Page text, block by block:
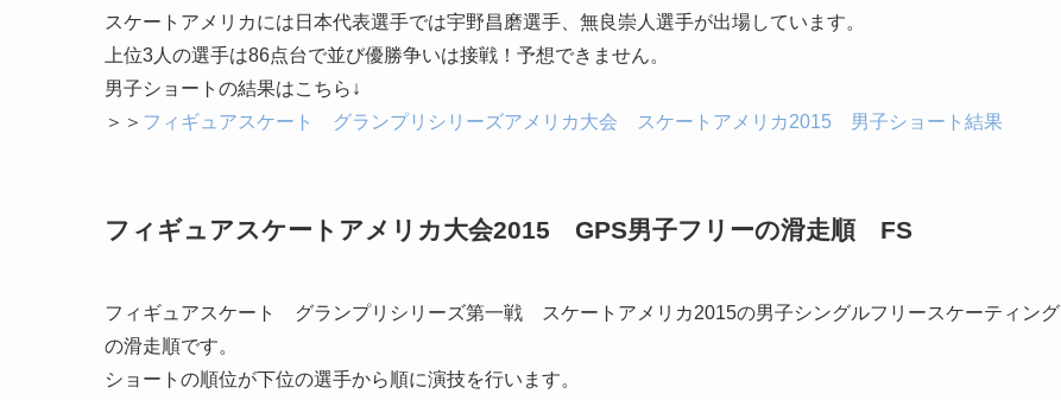
スケートアメリカには日本代表選手では宇野昌磨選手、無良崇人選手が出場しています。
上位3人の選手は86点台で並び優勝争いは接戦！予想できません。
男子ショートの結果はこちら↓
＞＞ フィギュアスケート グランプリシリーズアメリカ大会 スケートアメリカ2015 男子ショート結果
フィギュアスケートアメリカ大会2015 GPS男子フリーの滑走順 FS
フィギュアスケート グランプリシリーズ第一戦 スケートアメリカ2015の男子シングルフリースケーティング
の滑走順です。
ショートの順位が下位の選手から順に演技を行います。